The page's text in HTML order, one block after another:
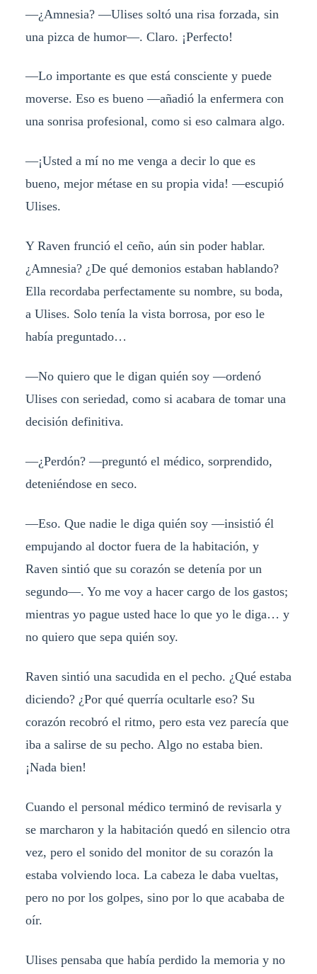
—¿Amnesia? —Ulises soltó una risa forzada, sin
una pizca de humor—. Claro. ¡Perfecto!
—Lo importante es que está consciente y puede
moverse. Eso es bueno —añadió la enfermera con
una sonrisa profesional, como si eso calmara algo.
—¡Usted a mí no me venga a decir lo que es
bueno, mejor métase en su propia vida! —escupió
Ulises.
Y Raven frunció el ceño, aún sin poder hablar.
¿Amnesia? ¿De qué demonios estaban hablando?
Ella recordaba perfectamente su nombre, su boda,
a Ulises. Solo tenía la vista borrosa, por eso le
había preguntado…
—No quiero que le digan quién soy —ordenó
Ulises con seriedad, como si acabara de tomar una
decisión definitiva.
—¿Perdón? —preguntó el médico, sorprendido,
deteniéndose en seco.
—Eso. Que nadie le diga quién soy —insistió él
empujando al doctor fuera de la habitación, y
Raven sintió que su corazón se detenía por un
segundo—. Yo me voy a hacer cargo de los gastos;
mientras yo pague usted hace lo que yo le diga… y
no quiero que sepa quién soy.
Raven sintió una sacudida en el pecho. ¿Qué estaba
diciendo? ¿Por qué querría ocultarle eso? Su
corazón recobró el ritmo, pero esta vez parecía que
iba a salirse de su pecho. Algo no estaba bien.
¡Nada bien!
Cuando el personal médico terminó de revisarla y
se marcharon y la habitación quedó en silencio otra
vez, pero el sonido del monitor de su corazón la
estaba volviendo loca. La cabeza le daba vueltas,
pero no por los golpes, sino por lo que acababa de
oír.
Ulises pensaba que había perdido la memoria y no